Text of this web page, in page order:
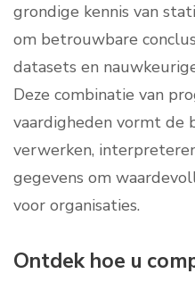
grondige kennis van
om betrouwbare
datasets en
Deze combinatie van
vaardigheden vormt de
verwerken,
gegevens om
voor organisaties.
Ontdek hoe u